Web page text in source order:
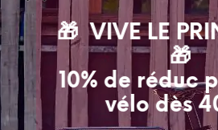
Le polyester utilisé pour la
trousse KånkendeFjällräven
est biologique
Caractéristiques
de trousse Kånken
Fjällräven
🎁 VIVE LE
🎁
10% de réduc
vélo dès